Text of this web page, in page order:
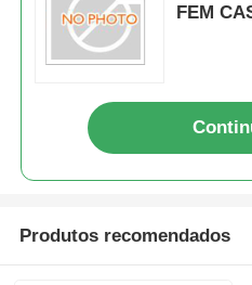
FEM
Produtos recomendados